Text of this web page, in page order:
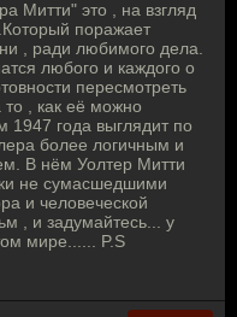
Митти" это , на взгляд
поражает
, ради любимого дела.
любого и каждого о
пересмотреть
, как её можно
1947 года выглядит по
более логичным и
В нём Уолтер Митти
не сумасшедшими
и человеческой
, и задумайтесь... у
мире...... P.S